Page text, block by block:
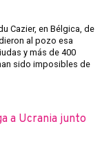
Cazier, en Bélgica, de
al pozo esa
y más de 400
sido imposibles de
a Ucrania junto